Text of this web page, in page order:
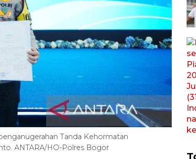
Tanda Kehormatan
ANTARA/HO-Polres Bogor